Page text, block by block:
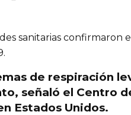
sanitarias confirmaron
de respiración
señaló el Centro
Estados Unidos.